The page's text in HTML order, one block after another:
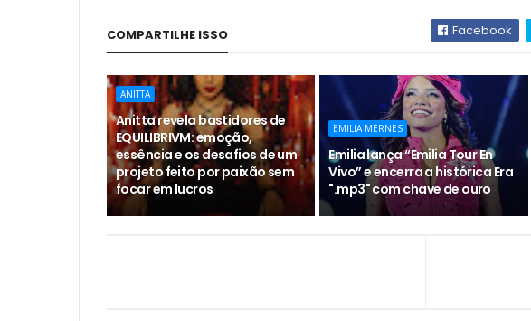
COMPARTILHE ISSO Facebook
ANITTA
Anitta revela bastidores de
EQUILIBRIVM: emoção,
essência e os desafios de um
projeto feito por paixão sem
focar em lucros
EMILIA MERNES
Emilia lança “Emilia Tour En
Vivo” e encerra a histórica Era
".mp3" com chave de ouro